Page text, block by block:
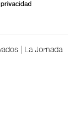
| La Jornada